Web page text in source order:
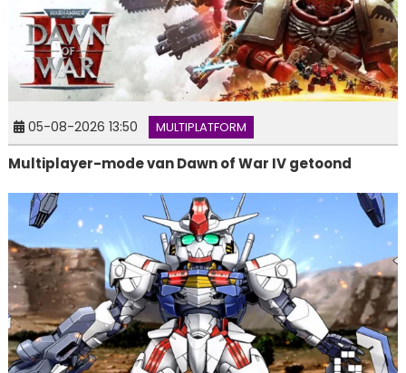
05-08-2026 13:50 MULTIPLATFORM
Multiplayer-mode van Dawn of War IV getoond